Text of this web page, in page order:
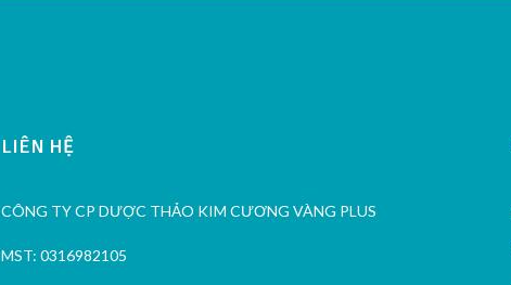
LIÊN HỆ
CÔNG TY CP DƯỢC THẢO KIM CƯƠNG VÀNG PLUS
MST: 0316982105